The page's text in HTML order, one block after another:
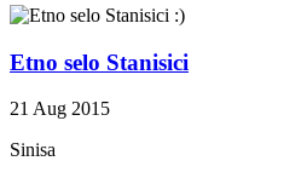
Etno selo Stanisici
21 Aug 2015
Sinisa